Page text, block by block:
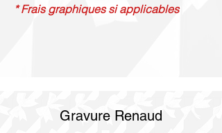
* Frais graphiques si applicables
Gravure Renaud